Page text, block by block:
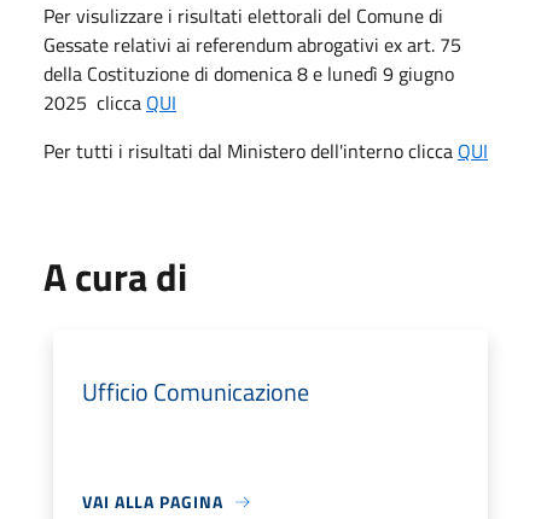
Per visulizzare i risultati elettorali del Comune di
Gessate relativi ai referendum abrogativi ex art. 75
della Costituzione di domenica 8 e lunedì 9 giugno
2025 clicca QUI
Per tutti i risultati dal Ministero dell'interno clicca QUI
A cura di
Ufficio Comunicazione
VAI ALLA PAGINA